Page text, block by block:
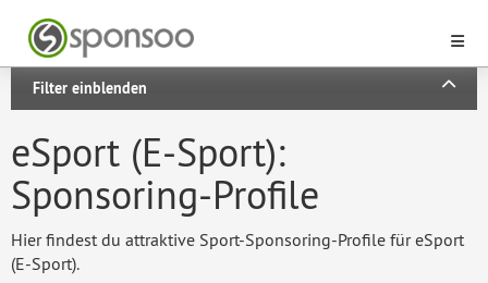
Filter einblenden
eSport (E-Sport):
Sponsoring-Profile
Hier findest du attraktive Sport-Sponsoring-Profile für eSport
(E-Sport).